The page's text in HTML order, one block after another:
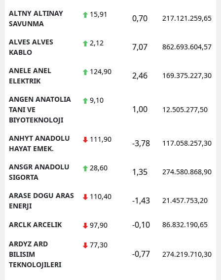
ALTNY ALTINAY
SAVUNMA
15,91 0,70 217.121.259,65
ALVES ALVES
KABLO
2,12 7,07 862.693.604,57
ANELE ANEL
ELEKTRIK
124,90 2,46 169.375.227,30
ANGEN ANATOLIA
TANI VE
BIYOTEKNOLOJI
9,10
1,00 12.505.277,50
ANHYT ANADOLU
HAYAT EMEK.
111,90 -3,78 117.058.257,30
ANSGR ANADOLU
SIGORTA
28,60 1,35 274.580.868,90
ARASE DOGU ARAS
ENERJI
110,40 -1,43 21.457.753,20
ARCLK ARCELIK 97,90 -0,10 86.832.190,65
ARDYZ ARD
BILISIM
TEKNOLOJILERI
77,30
-0,77 274.219.710,30